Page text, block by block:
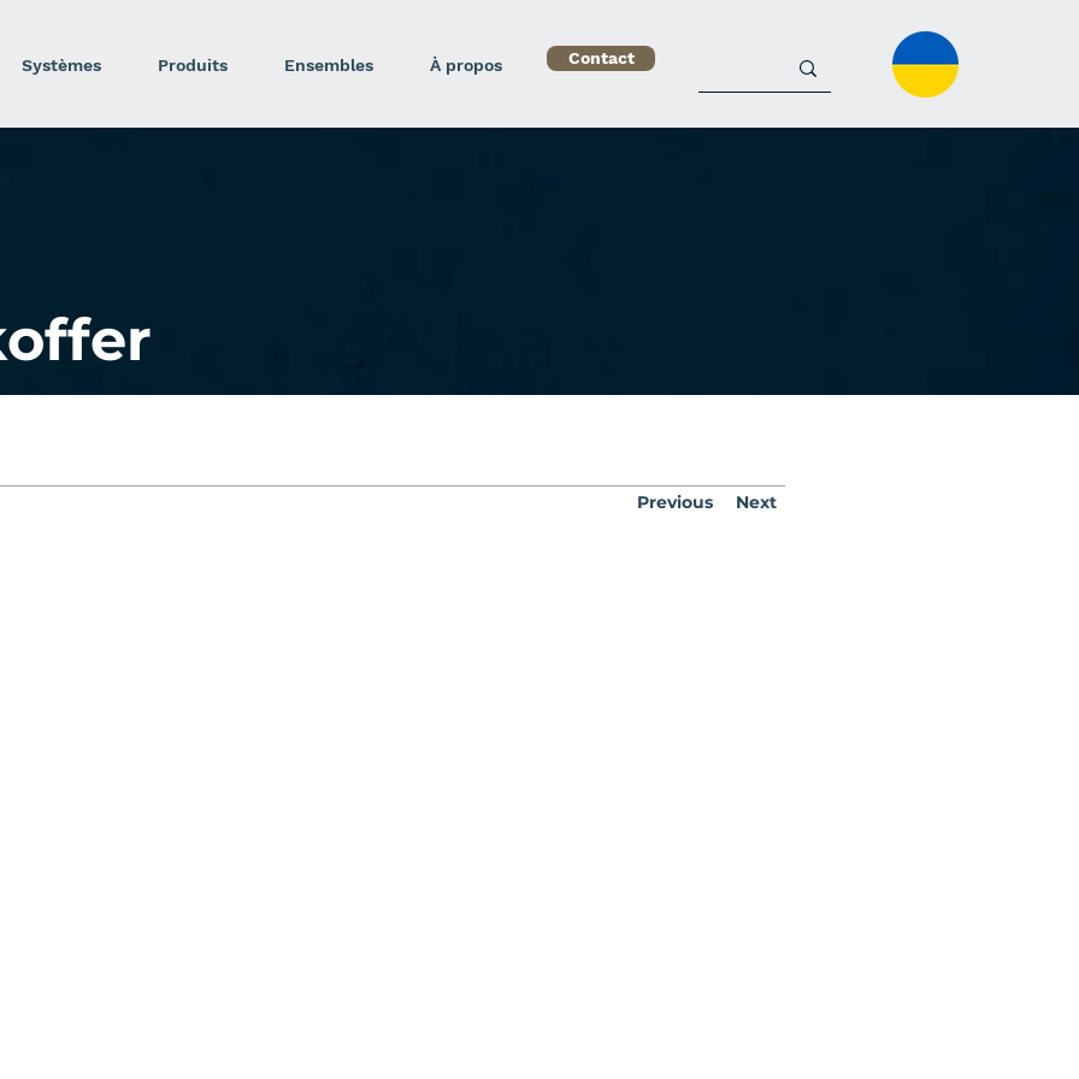
Systèmes Produits Ensembles À propos Contact
Previous Next